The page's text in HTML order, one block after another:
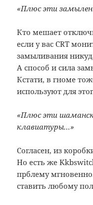
«Плюс эти
Кто мешает
если у вас CRT
замыливания
А способ и сила
Кстати, в гноме
используют для
«Плюс эти
клавиатуры…»
Согласен, из
Но есть же
прблему
ставить любому